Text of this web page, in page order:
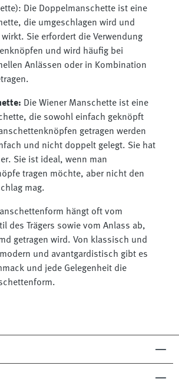
Die Doppelmanschette ist eine
die umgeschlagen wird und
Sie erfordert die Verwendung
und wird häufig bei
Anlässen oder in Kombination
Die Wiener Manschette ist eine
die sowohl einfach geknöpft
getragen werden
und nicht doppelt gelegt. Sie hat
Sie ist ideal, wenn man
tragen möchte, aber nicht den
mag.
hängt oft vom
des Trägers sowie vom Anlass ab,
getragen wird. Von klassisch und
und avantgardistisch gibt es
und jede Gelegenheit die